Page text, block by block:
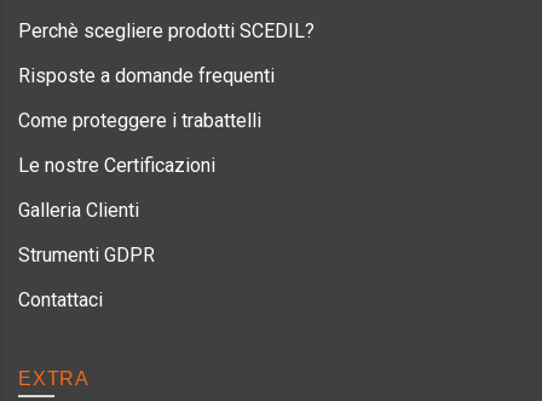
Perchè scegliere prodotti SCEDIL?
Risposte a domande frequenti
Come proteggere i trabattelli
Le nostre Certificazioni
Galleria Clienti
Strumenti GDPR
Contattaci
EXTRA